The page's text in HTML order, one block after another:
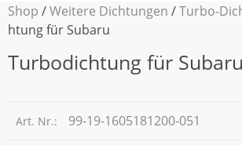
Shop /Weitere Dichtungen /Turbo-
htung für Subaru
Turbodichtung für Subaru
Art. Nr.: 99-19-1605181200-051